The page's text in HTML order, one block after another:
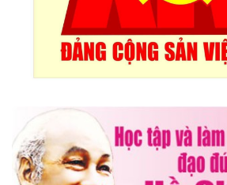
động đặc sắc
Đại hội lần thứ I Chi hội Múa: Sức trẻ